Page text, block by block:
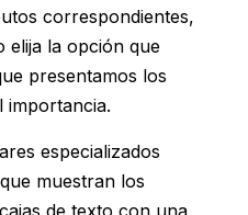
correspondientes,
elija la opción que
presentamos los
importancia.
especializados
muestran los